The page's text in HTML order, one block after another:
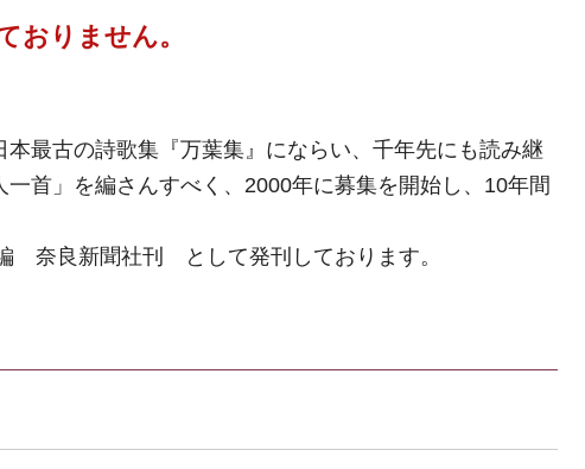
おりません。
最古の詩歌集『万葉集』にならい、千年先にも読み継
首」を編さんすべく、2000年に募集を開始し、10年間
奈良新聞社刊 として発刊しております。